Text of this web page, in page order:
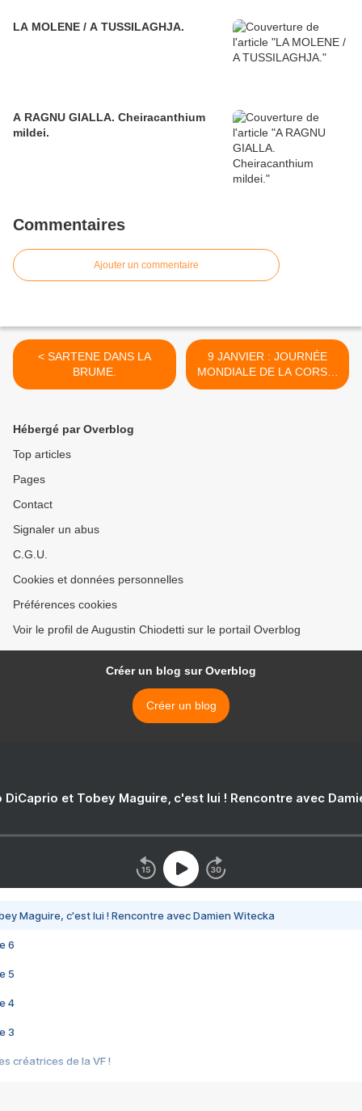
LA MOLENE / A TUSSILAGHJA.
A RAGNU GIALLA. Cheiracanthium
mildei.
Commentaires
Ajouter un commentaire
< SARTENE DANS LA
BRUME.
9 JANVIER : JOURNÉE
MONDIALE DE LA CORSE.
>
Hébergé par Overblog
Top articles
Pages
Contact
Signaler un abus
C.G.U.
Cookies et données personnelles
Préférences cookies
Voir le profil de Augustin Chiodetti sur le portail Overblog
Créer un blog sur Overblog
Créer un blog
DiCaprio et Tobey Maguire, c'est lui ! Rencontre avec
Maguire, c'est lui ! Rencontre avec Damien Witecka
6
5
4
3
créatrices de la VF !